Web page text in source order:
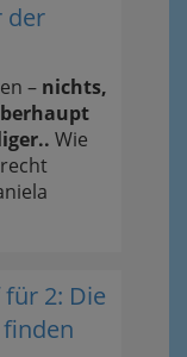
der
– nichts,
Wie
2: Die